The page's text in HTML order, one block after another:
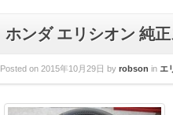
ホンダ エリシオン 純
Posted on 2015年10月29日 by robson in エ